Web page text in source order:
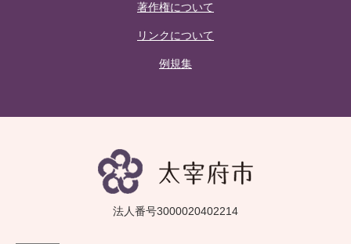
著作権について
リンクについて
例規集
法人番号3000020402214